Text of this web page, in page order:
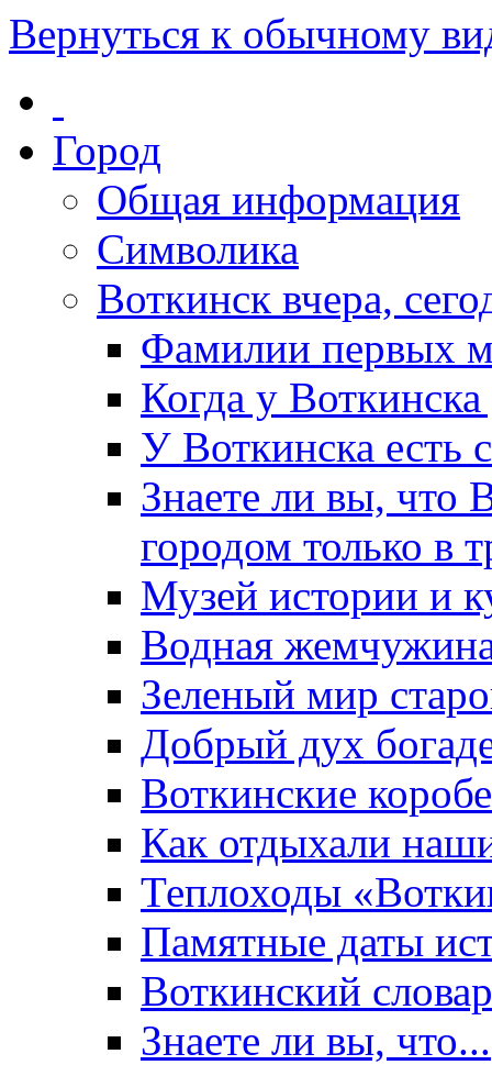
Вернуться к обычному
Город
Общая информация
Символика
Воткинск вчера,
Фамилии первых
Когда у
У Воткинска есть
Знаете ли вы, что
городом только в
Музей истории и
Водная
Зеленый мир
Добрый дух
Воткинские
Как отдыхали
Теплоходы
Памятные даты
Воткинский
Знаете ли вы, что...